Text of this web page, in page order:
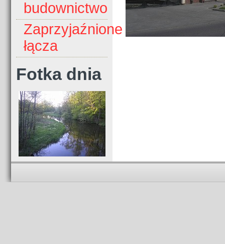
budownictwo
Zaprzyjaźnione
łącza
Fotka dnia